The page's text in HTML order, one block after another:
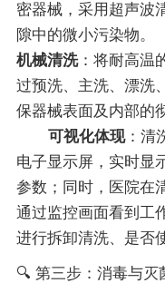
密器械，采用超声波
隙中的微小污染物。
机械清洗：将耐高温
过预洗、主洗、漂洗
保器械表面及内部的
可视化体现：清
电子显示屏，实时显
参数；同时，医院在
通过监控画面看到工
进行拆卸清洗、是否
🔍 第三步：消毒与